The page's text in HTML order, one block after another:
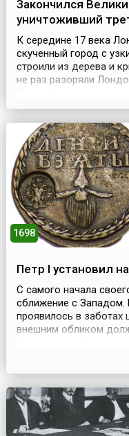
Закончился
уничтоживший
К середине 17 века
скученный город с
строили из дерева и
не раз разоряли
сентября 1666 года и
способствовали
охвативш...
1698
Петр I установил
С самого начала
сближение с
проявилось в
внешним обликом
летни...